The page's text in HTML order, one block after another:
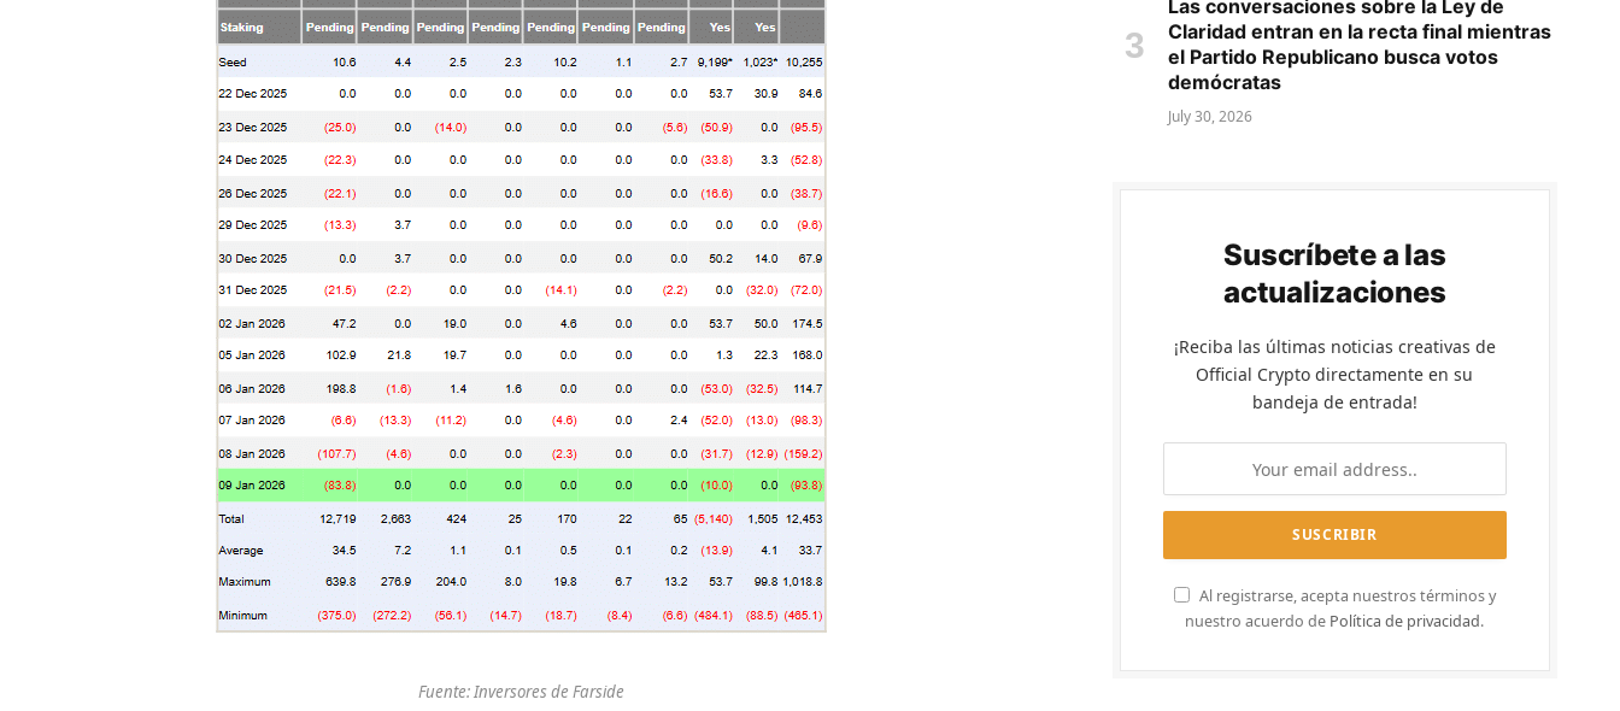
Fuente: Inversores de Farside
Las conversaciones sobre la Ley de
Claridad entran en la recta final mientras
el Partido Republicano busca votos
demócratas
July 30, 2026
Suscríbete a las
actualizaciones
¡Reciba las últimas noticias creativas de
Official Crypto directamente en su
bandeja de entrada!
Al registrarse, acepta nuestros términos y
nuestro acuerdo de Política de privacidad.